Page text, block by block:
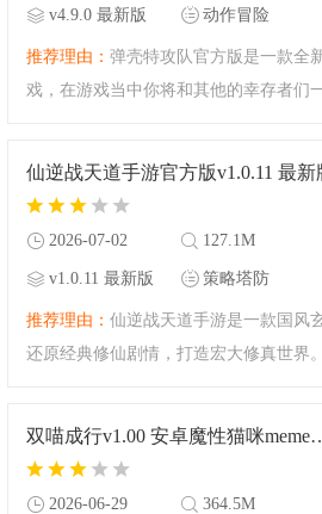
v4.9.0 最新版 动作冒险
推荐理由： 弹壳特攻队官方版是一款全
戏，在游戏当中你将和其他的幸存者们
不让自己陷入危险的境地，感兴趣的玩
仙逆战天道手游官方版v1.0.11 最新
2026-07-02 127.1M
v1.0.11 最新版 策略塔防
推荐理由： 仙逆战天道手游是一款国风
还原经典修仙剧情，打造宏大修真世界
服团战、宗门竞技、秘境寻宝等玩法，
双喵成行v1.00 安卓
2026-06-29 364.5M